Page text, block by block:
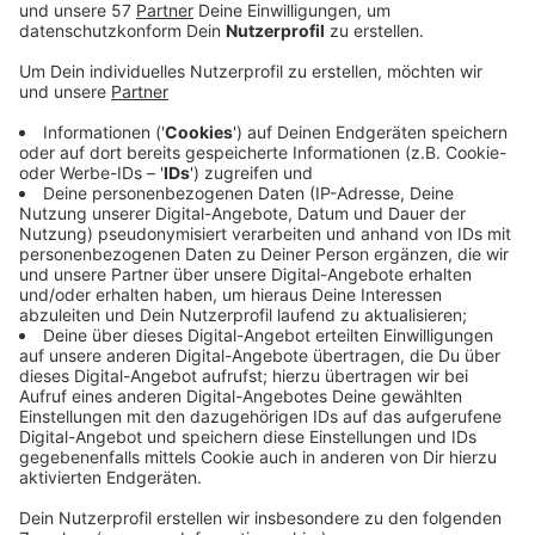
Ex-BundesaußenministerJoschka Fischer
Oktober in Aachen.
Der mittlerweile 76-Jährige hält die Festrede im
der Befreiung Aachens zum Ende des zweiten
Weltkriegs.
Der Festakt im Krönungssaal wird am Sonntag, 13.
Oktober, vormittags um 11 Uhr beginnen. Gemeinsam
mit internationalen Gästen aus Aachen US-
Partnerstadt Arlington, aus Belgien und den
Niederlanden sowie weiteren Partnerstädten und mit
vielen anderen will die Stadt dann 80 Jahre Frieden
und Demokratie feiern.
Interessierte Bürger*innen, die am Festakt teilnehmen
möchten, können sich unter der Email protokoll-
Platzkapazität im Krönungssaal begrenzt ist,